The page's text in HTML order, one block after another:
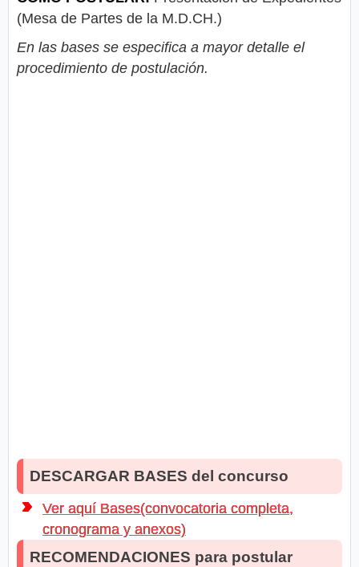
(Mesa de Partes de la M.D.CH.)
En las bases se especifica a mayor detalle el
procedimiento de postulación.
DESCARGAR BASES del concurso
Ver aquí Bases(convocatoria completa,
cronograma y anexos)
RECOMENDACIONES para postular